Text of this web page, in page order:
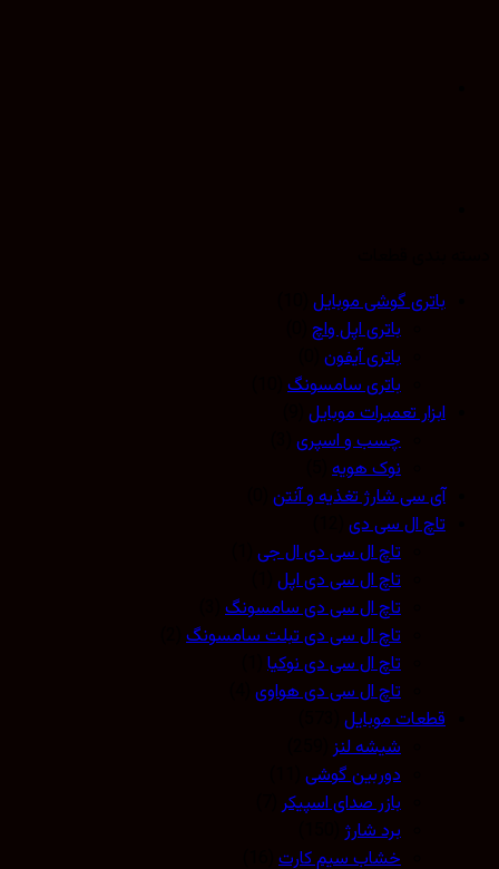
باتری گوشی موبایل(10)
باتری اپل واچ(0)
باتری آیفون(0)
باتری سامسونگ(10)
ابزار تعمیرات موبایل(9)
چسب و اسپری(3)
نوک هویه(5)
آی سی شارژ تغذیه و آنتن(0)
تاچ ال سی دی(12)
تاچ ال سی دی ال جی(1)
تاچ ال سی دی اپل(1)
تاچ ال سی دی سامسونگ(3)
تاچ ال سی دی تبلت سامسونگ(2)
تاچ ال سی دی نوکیا (1)
تاچ ال سی دی هواوی(4)
قطعات موبایل(573)
شیشه لنز(259)
دوربین گوشی(11)
بازر صدای اسپیکر(7)
برد شارژ(150)
خشاب سیم کارت(16)